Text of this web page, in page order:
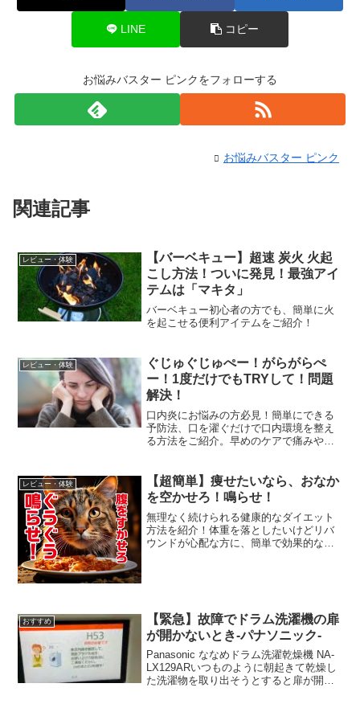
LINE コピー
お悩みバスター ピンクをフォローする
お悩みバスター ピンク
関連記事
レビュー・体験
【バーベキュー】超速 炭火 火起
こし方法！ついに発見！最強アイ
テムは「マキタ」
バーベキュー初心者の方でも、簡単に火
を起こせる便利アイテムをご紹介！
レビュー・体験
ぐじゅぐじゅぺー！がらがらぺ
ー！1度だけでもTRYして！問題
解決！
口内炎にお悩みの方必見！簡単にできる
予防法、口を濯ぐだけで口内環境を整え
る方法をご紹介。早めのケアで痛みや不
レビュー・体験
【超簡単】痩せたいなら、おなか
を空かせろ！鳴らせ！
無理なく続けられる健康的なダイエット
方法を紹介！体重を落としたいけどリバ
ウンドが心配な方に、簡単で効果的な食
おすすめ
【緊急】故障でドラム洗濯機の扉
が開かないとき-パナソニック-
Panasonic ななめドラム洗濯乾燥機 NA-
LX129ARいつものように朝起きて乾燥し
た洗濯物を取り出そうとすると扉が開か